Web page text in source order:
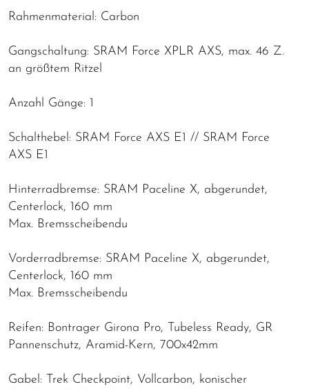
Rahmenmaterial: Carbon
Gangschaltung: SRAM Force XPLR AXS, max. 46 Z.
an größtem Ritzel
Anzahl Gänge: 1
Schalthebel: SRAM Force AXS E1 // SRAM Force
AXS E1
Hinterradbremse: SRAM Paceline X, abgerundet,
Centerlock, 160 mm
Max. Bremsscheibendu
Vorderradbremse: SRAM Paceline X, abgerundet,
Centerlock, 160 mm
Max. Bremsscheibendu
Reifen: Bontrager Girona Pro, Tubeless Ready, GR
Pannenschutz, Aramid-Kern, 700x42mm
Gabel: Trek Checkpoint, Vollcarbon, konischer